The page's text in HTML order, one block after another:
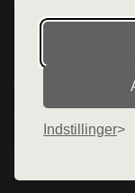
Indstillinger
Denne side er en
hjemmesider med
diverse webshops.
henviser til de
varerne på lager.